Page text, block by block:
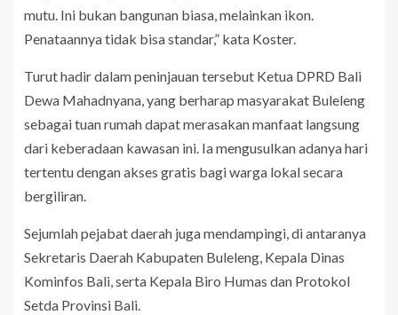
mutu. Ini bukan bangunan biasa, melainkan ikon.
Penataannya tidak bisa standar,” kata Koster.
Turut hadir dalam peninjauan tersebut Ketua DPRD Bali
Dewa Mahadnyana, yang berharap masyarakat Buleleng
sebagai tuan rumah dapat merasakan manfaat langsung
dari keberadaan kawasan ini. Ia mengusulkan adanya hari
tertentu dengan akses gratis bagi warga lokal secara
bergiliran.
Sejumlah pejabat daerah juga mendampingi, di antaranya
Sekretaris Daerah Kabupaten Buleleng, Kepala Dinas
Kominfos Bali, serta Kepala Biro Humas dan Protokol
Setda Provinsi Bali.